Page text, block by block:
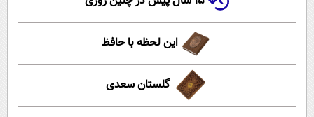
این لحظه با حافظ
گلستان سعدی